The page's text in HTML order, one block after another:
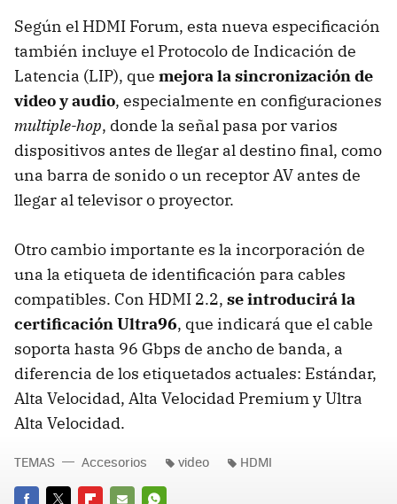
Según el HDMI Forum, esta nueva especificación
también incluye el Protocolo de Indicación de
Latencia (LIP), que mejora la sincronización de
video y audio, especialmente en configuraciones
multiple-hop, donde la señal pasa por varios
dispositivos antes de llegar al destino final, como
una barra de sonido o un receptor AV antes de
llegar al televisor o proyector.
Otro cambio importante es la incorporación de
una la etiqueta de identificación para cables
compatibles. Con HDMI 2.2, se introducirá la
certificación Ultra96, que indicará que el cable
soporta hasta 96 Gbps de ancho de banda, a
diferencia de los etiquetados actuales: Estándar,
Alta Velocidad, Alta Velocidad Premium y Ultra
Alta Velocidad.
TEMAS Accesorios video HDMI